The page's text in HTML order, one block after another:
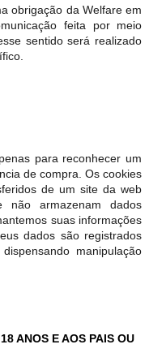
obrigação da Welfare em
feita por meio
sentido será realizado
para reconhecer um
de compra. Os cookies
de um site da web
armazenam dados
suas informações
dados são registrados
manipulação
ANOS E AOS PAIS OU